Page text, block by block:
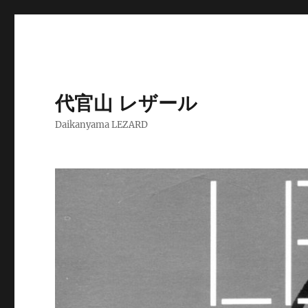
代官山 レザール
Daikanyama LEZARD